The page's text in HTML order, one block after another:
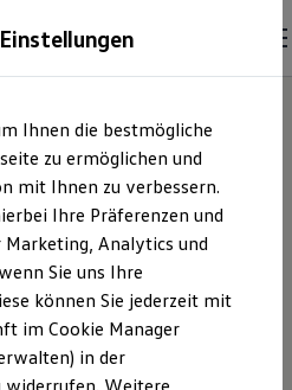
entdecken
und Oldtimer
Hersteller finden
entdecken & konfigurieren
Behörden
Co. KG |
&
Ihnen die bestmögliche
zu ermöglichen und
mit Ihnen zu verbessern.
Ihre Präferenzen und
Analytics und
Sie uns Ihre
können Sie jederzeit mit
im Cookie Manager
in der
widerrufen. Weitere